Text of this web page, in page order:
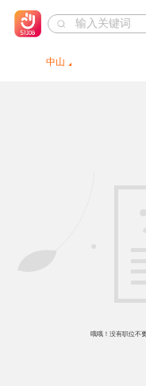
中山
哦哦！没有职位不